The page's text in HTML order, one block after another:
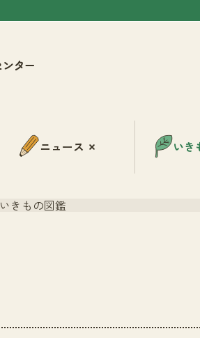
ニュース いき
いきもの図鑑